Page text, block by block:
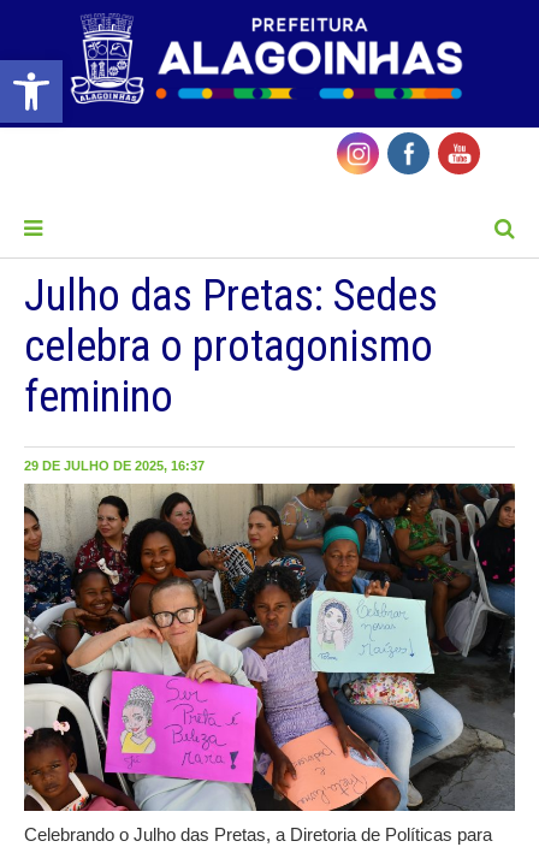
Barra de Ferramentas Aberta
Julho das Pretas: Sedes
celebra o protagonismo
feminino
29 DE JULHO DE 2025, 16:37
Celebrando o Julho das Pretas, a Diretoria de Políticas para